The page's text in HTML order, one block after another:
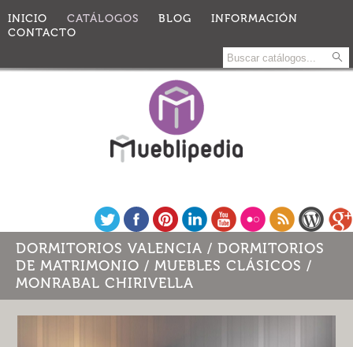
INICIO CATÁLOGOS BLOG
INFORMACIÓN
CONTACTO
DORMITORIOS VALENCIA / DORMITORIOS
DE MATRIMONIO / MUEBLES CLÁSICOS /
MONRABAL CHIRIVELLA